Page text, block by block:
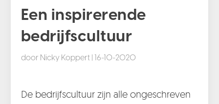
Een inspirerende
bedrijfscultuur
door Nicky Koppert | 16-10-2020
De bedrijfscultuur zijn alle ongeschreven